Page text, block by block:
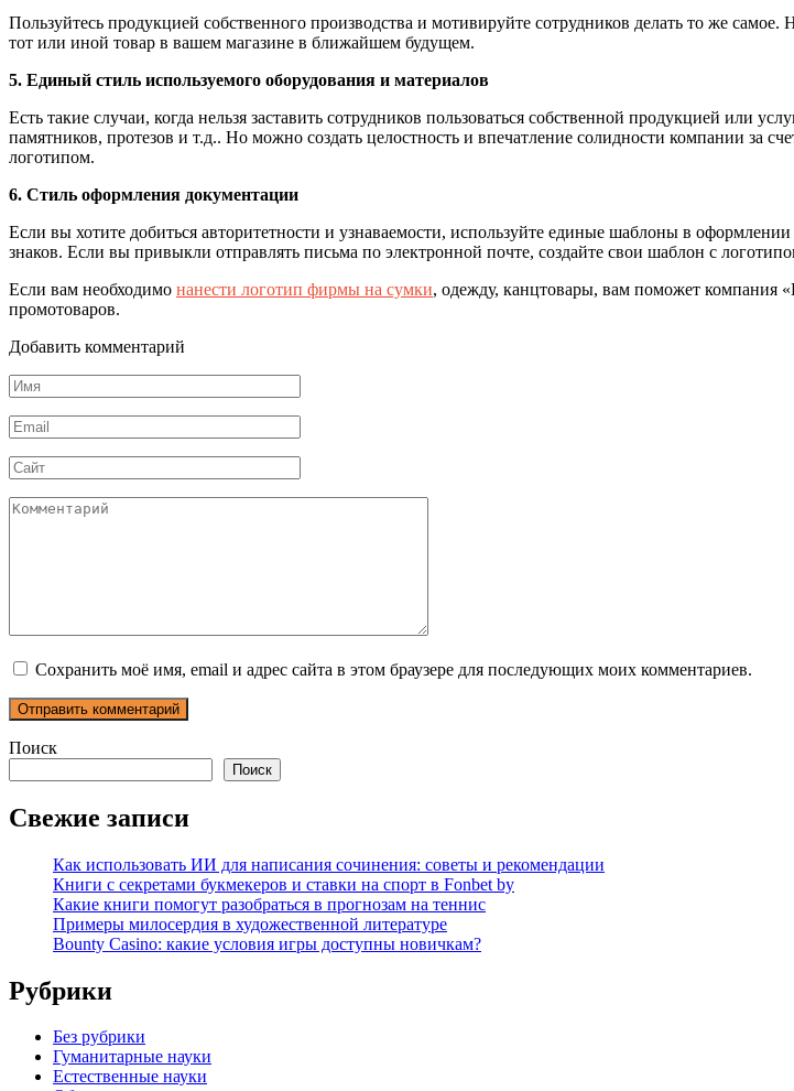
Пользуйтесь продукцией собственного производства и мотивируйте сотрудников делать то же
тот или иной товар в вашем магазине в ближайшем будущем.
5. Единый стиль используемого оборудования и материалов
Есть такие случаи, когда нельзя заставить сотрудников пользоваться собственной продукцией или
памятников, протезов и т.д.. Но можно создать целостность и впечатление солидности компании за
логотипом.
6. Стиль оформления документации
Если вы хотите добиться авторитетности и узнаваемости, используйте единые шаблоны в
знаков. Если вы привыкли отправлять письма по электронной почте, создайте свои шаблон с
Если вам необходимо нанести логотип фирмы на сумки, одежду, канцтовары, вам поможет компания
промотоваров.
Добавить комментарий
Имя
*
Email
*
Сайт
Комментарий
Сохранить моё имя, email и адрес сайта в этом браузере для последующих моих комментариев.
Поиск
Поиск
Свежие записи
Как использовать ИИ для написания сочинения: советы и рекомендации
Книги с секретами букмекеров и ставки на спорт в Fonbet by
Какие книги помогут разобраться в прогнозам на теннис
Примеры милосердия в художественной литературе
Bounty Casino: какие условия игры доступны новичкам?
Рубрики
Без рубрики
Гуманитарные науки
Естественные науки